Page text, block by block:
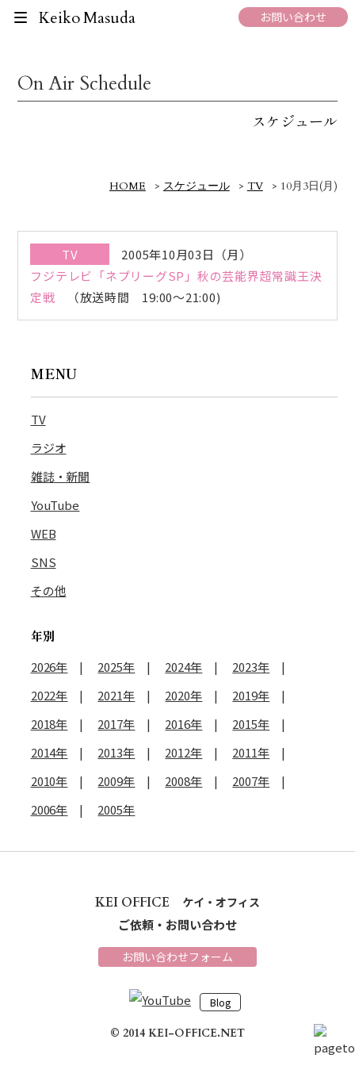
Keiko Masuda お問い合わせ
On Air Schedule
スケジュール
HOME > スケジュール > TV > 10月3日(月)
TV
2005年10月03日（月）
フジテレビ「ネプリーグSP」秋の芸能界超常識王決
定戦
（放送時間 19:00～21:00)
MENU
TV
ラジオ
雑誌・新聞
YouTube
WEB
SNS
その他
年別
2026年
2025年 2024年
2023年
2022年
2021年 2020年
2019年
2018年
2017年 2016年
2015年
2014年
2013年 2012年
2011年
2010年
2009年 2008年
2007年
2006年
2005年
KEI OFFICE ケイ・オフィス
ご依頼・お問い合わせ
お問い合わせフォーム
Blog
© 2014 KEI-OFFICE.NET